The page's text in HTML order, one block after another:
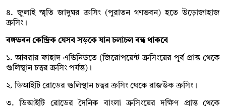
৪. জুলাই স্মৃতি জাদুঘর ক্রসিং (পুরাতন গণভবন) হতে উড়োজাহাজ
ক্রসিং।
বঙ্গভবন কেন্দ্রিক যেসব সড়কে যান চলাচল বন্ধ থাকবে
১. আবরার ফাহাদ এভিনিউতে (জিরোপয়েন্ট ক্রসিংয়ের পূর্ব প্রান্ত থেকে
গুলিস্থান চত্বর ক্রসিং পর্যন্ত)।
২. ডিআইটি রোডের গুলিস্থান চত্বর ক্রসিং থেকে রাজউক ক্রসিং।
৩. ডিআইটি রোডের দৈনিক বাংলা ক্রসিংয়ের দক্ষিণ প্রান্ত থেকে